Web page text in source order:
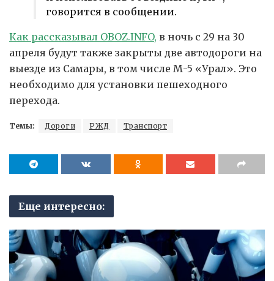
говорится в сообщении.
Как рассказывал OBOZ.INFO, в ночь с 29 на 30
апреля будут также закрыты две автодороги на
выезде из Самары, в том числе М-5 «Урал». Это
необходимо для установки пешеходного
перехода.
Темы: Дороги РЖД Транспорт
Еще интересно: